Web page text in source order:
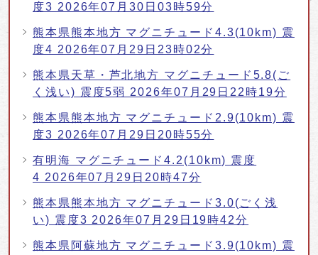
度3 2026年07月30日03時59分
熊本県熊本地方 マグニチュード4.3(10km) 震
度4 2026年07月29日23時02分
熊本県天草・芦北地方 マグニチュード5.8(ご
く浅い) 震度5弱 2026年07月29日22時19分
熊本県熊本地方 マグニチュード2.9(10km) 震
度3 2026年07月29日20時55分
有明海 マグニチュード4.2(10km) 震度
4 2026年07月29日20時47分
熊本県熊本地方 マグニチュード3.0(ごく浅
い) 震度3 2026年07月29日19時42分
熊本県阿蘇地方 マグニチュード3.9(10km) 震